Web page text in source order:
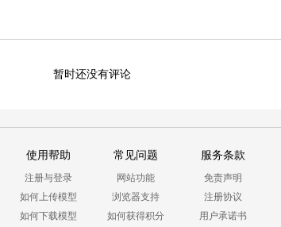
暂时还没有评论
使用帮助
注册与登录
如何上传模型
如何下载模型
常见问题
网站功能
浏览器支持
如何获得积分
服务条款
免责声明
注册协议
用户承诺书